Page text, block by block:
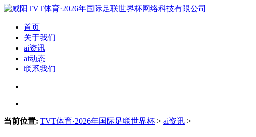
首页
关于我们
ai资讯
ai动态
联系我们
当前位置: TVT体育·2026年国际足联世界杯 > ai资讯 >